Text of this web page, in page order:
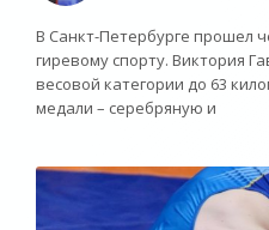
В Санкт-Петербурге прошел
гиревому спорту. Виктория
весовой категории до 63
медали – серебряную и